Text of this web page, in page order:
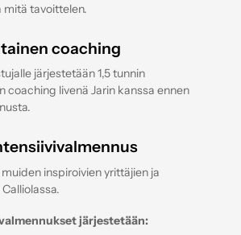
mitä tavoittelen.
coaching
järjestetään 1,5 tunnin
coaching livenä Jarin kanssa ennen
inspiroivien yrittäjien ja
järjestetään: